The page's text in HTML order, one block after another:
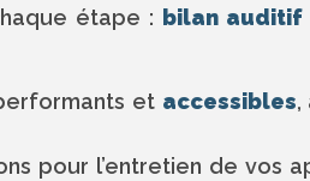
étape : bilan
et accessibles,
pour l’entretien de vos